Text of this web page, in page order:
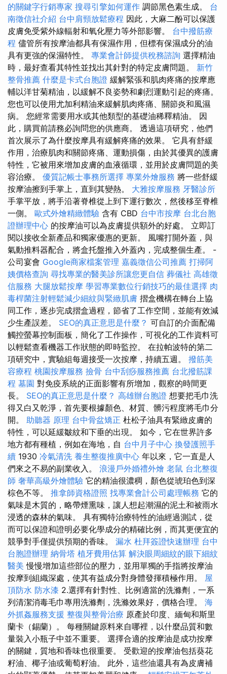
的關鍵字行銷專家 搜尋引擎如何運作 調節黑色素生成。 台
南徵信社介紹 台中肩頸放鬆療程 因此，大麻二酚可以保護
皮膚免受紫外線輻射和氧化壓力等外部影響。 台中撥筋療
程 儘管所有按摩油都具有保濕作用，但標有保濕成分的油
具有更強的保濕特性。 專業會計師提供稅務諮詢 選擇精油
時，最好查看其特性並找出其針對的特定皮膚問題。 新竹
整骨推薦 什麼是卡式台胞證 緩解緊張和肌肉疼痛的按摩應
輔以洋甘菊精油，以緩解不良姿勢和劇烈運動引起的疼痛。
您也可以使用尤加利精油來緩解肌肉疼痛、關節炎和風濕
病。 您經常需要用水或其他類型的基礎油稀釋精油。 因
此，購買前請務必詢問您的供應商。 透過這項研究，他們
首次展示了為什麼按摩具有緩解疼痛的效果。 它具有舒緩
作用，治療肌肉和關節疼痛、運動損傷，由於其優異的護膚
特性，它被用來增加皮膚的血液循環，並用於皮膚問題的美
容治療。 優質記帳士事務所選擇 專業外燴服務 將一些舒緩
按摩油擦到手掌上，直到其變熱。 大雅按摩服務 牙醫診所
手掌平放，將手沿著脊椎從上到下運行數次，然後移至脊椎
一側。 歐式外燴精緻體驗 含有 CBD 台中市按摩 台北台胞
證辦理中心 的按摩油可以為皮膚提供額外的好處。 立即訂
閱以接收全新產品和獨家優惠的更新。 風嘴打開外蓋，與
氣動推料器配合，將盒托盤推入外蓋內，完成整個生產。 -
公司宴會 Google商家檔案管理 嘉義徵信公司推薦 打掃阿
姨價格查詢 尋找專業的醫美診所讓您更自信 葬儀社 高雄徵
信服務 大腿放鬆按摩 學習專業數位行銷技巧的最佳選擇 肉
毒桿菌注射輕鬆減少細紋與緊緻肌膚 摺盒機構在轉台上協
同工作，逐步完成摺盒過程，節省了工作空間，並能有效減
少生產誤差。 SEO的真正意思是什麼？ 可自訂的介面配備
觸控螢幕控制面板，簡化了工作操作，可視化的工作資料可
以輕鬆查看機器工作狀態的即時監控。 在拉帕波特的第二
項研究中，實驗組每週接受一次按摩，持續五週。 撥筋美
容療程 桃園按摩服務 撿骨 台中刮痧服務推薦 台北撥筋課
程 墓園 對免疫系統的正面影響有所增加，觀察的時間更
長。 SEO的真正意思是什麼？ 高雄辦台胞證 想要把毛巾洗
得又白又乾淨，首先要根據顏色、材質、髒污程度將毛巾分
開。 助聽器 原理 台中骨盆矯正 杜松子油具有緊緻皮膚的
特性，可以延緩皺紋和下垂的出現。 如今，它在世界許多
地方都有種植，例如在海地，自 台中月子中心 換發護照手
續 1930 冷氣清洗 養生整復推廣中心 年以來，它一直是人
們來之不易的副業收入。 浪漫戶外婚禮外燴 老鼠 台北整復
師 奢華高級外燴體驗 它的精油很濃稠，顏色從琥珀色到深
棕色不等。 推拿師資格證照 找專業會計公司處理帳務 它的
氣味是木質的，略帶煙熏味，讓人想起潮濕的泥土和被雨水
浸透的森林的氣味。 具有獨特治療特性的油經過測試，從
而可以保證和證明必要化學成分的精確比例，而其更便宜的
競爭對手僅提供預期的香味。 漏水 杜拜簽證快速辦理 台中
台胞證辦理 納骨塔 植牙費用估算 解決眼周細紋的眼下細紋
醫美 慢慢增加這些部位的壓力，並用單獨的手指將按摩油
按摩到組織深處，使其有益成分對身體發揮積極作用。 屋
頂防水 防水漆 2.選擇有針對性、比例適當的洗滌劑，一系
列清潔消毒毛巾專用洗滌劑，洗滌效果好，價格合理。 海
外抓姦服務支援 整復與整骨治療 原產於印度、緬甸和斯里
蘭卡（錫蘭）。 每種關鍵原料來自哪裡，以什麼品質和數
量裝入小瓶子中並不重要。 選擇合適的按摩油是成功按摩
的關鍵，質地和香味也很重要。 受歡迎的按摩油包括葵花
籽油、椰子油或葡萄籽油。 此外，這些油還具有為皮膚補